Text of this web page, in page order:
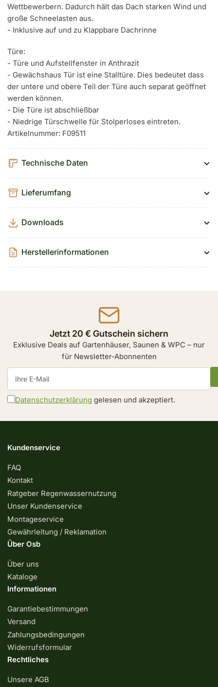
Wettbewerbern. Dadurch hält das Dach starken Wind und
große Schneelasten aus.
- Inklusive auf und zu Klappbare Dachrinne
Türe:
- Türe und Aufstellfenster in Anthrazit
- Gewächshaus Tür ist eine Stalltüre. Dies bedeutet dass
der untere und obere Teil der Türe auch separat geöffnet
werden können.
- Die Türe ist abschließbar
- Niedrige Türschwelle für Stolperloses eintreten.
Artikelnummer: F09511
Technische Daten
Lieferumfang
Downloads
Herstellerinformationen
Jetzt 20 € Gutschein sichern
Exklusive Deals auf Gartenhäuser, Saunen & WPC – nur
für Newsletter-Abonnenten
Ihre
Mail
Datenschutzerklärung gelesen und akzeptiert.
Kundenservice
FAQ
Kontakt
Ratgeber Regenwassernutzung
Unser Kundenservice
Montageservice
Gewährleitung / Reklamation
Über Osb
Über uns
Kataloge
Informationen
Garantiebestimmungen
Versand
Zahlungsbedingungen
Widerrufsformular
Rechtliches
Unsere AGB